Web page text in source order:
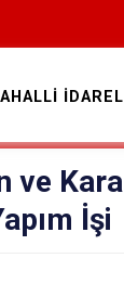
ve
İşi